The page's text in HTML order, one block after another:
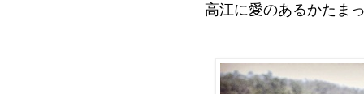
高江に愛のあるかたま